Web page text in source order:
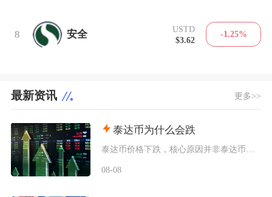
8 安全
USTD
$3.62
-1.25%
最新资讯 更多>>
泰达币为什么会跌
08-08